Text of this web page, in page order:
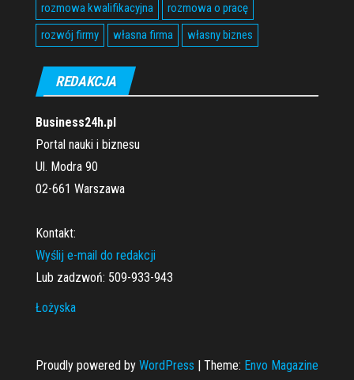
rozmowa kwalifikacyjna
rozmowa o pracę
rozwój firmy
własna firma własny biznes
REDAKCJA
Business24h.pl
Portal nauki i biznesu
Ul. Modra 90
02-661 Warszawa
Kontakt:
Wyślij e-mail do redakcji
Lub zadzwoń: 509-933-943
Łożyska
Proudly powered by WordPress | Theme: Envo Magazine